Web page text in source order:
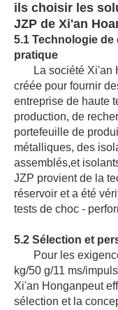
ils choisir les
JZP de Xi'an
5.1 Technologie
pratique
La société Xi'an
créée pour fournir
entreprise de haute
production, de
portefeuille de
métalliques, des
assemblés,et
JZP provient de la
réservoir et a été
tests de choc -
5.2 Sélection et
Pour les
kg/50 g/11 ms/
Xi'an Honganpeut
sélection et la